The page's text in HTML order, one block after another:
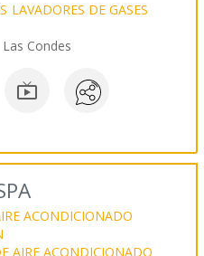
LAVADORES DE GASES
Las Condes

ACONDICIONADO
AIRE ACONDICIONADO